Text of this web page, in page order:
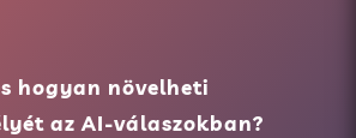
hogyan növelheti
az AI-válaszokban?